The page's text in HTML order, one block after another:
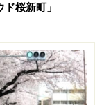
桜新町」